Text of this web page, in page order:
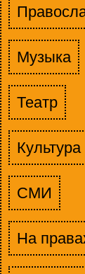
Музыка
Театр
Культура
СМИ
На